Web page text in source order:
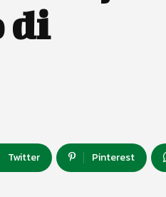
di
Twitter Pinterest